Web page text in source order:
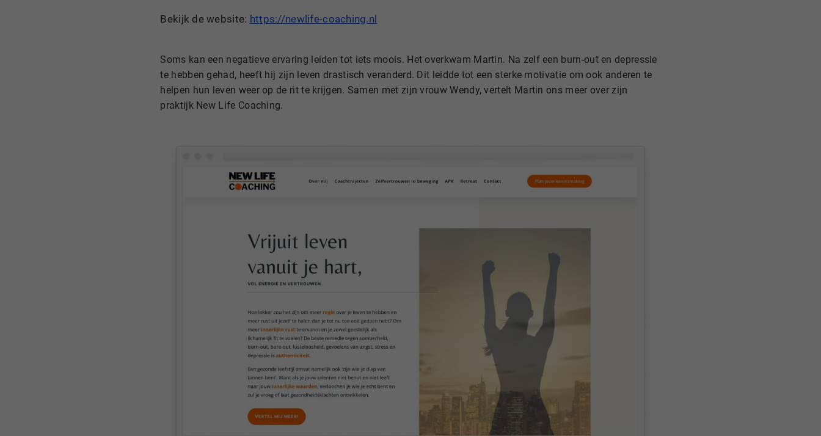
Bekijk de website: https://newlife-coaching.nl
Soms kan een negatieve ervaring leiden tot iets moois. Het overkwam Martin. Na zelf een burn-out en depressie
te hebben gehad, heeft hij zijn leven drastisch veranderd. Dit leidde tot een sterke motivatie om ook anderen te
helpen hun leven weer op de rit te krijgen. Samen met zijn vrouw Wendy, vertelt Martin ons meer over zijn
praktijk New Life Coaching.